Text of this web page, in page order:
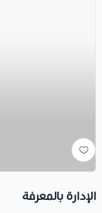
الإدارة بالمعرفة